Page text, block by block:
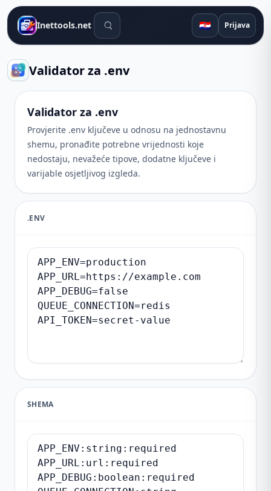
Inettools.net Alati za pretraživanje 🇭🇷 Prijava
Validator za .env
Validator za .env
Provjerite .env ključeve u odnosu na jednostavnu
shemu, pronađite potrebne vrijednosti koje
nedostaju, nevažeće tipove, dodatne ključeve i
varijable osjetljivog izgleda.
.ENV
SHEMA